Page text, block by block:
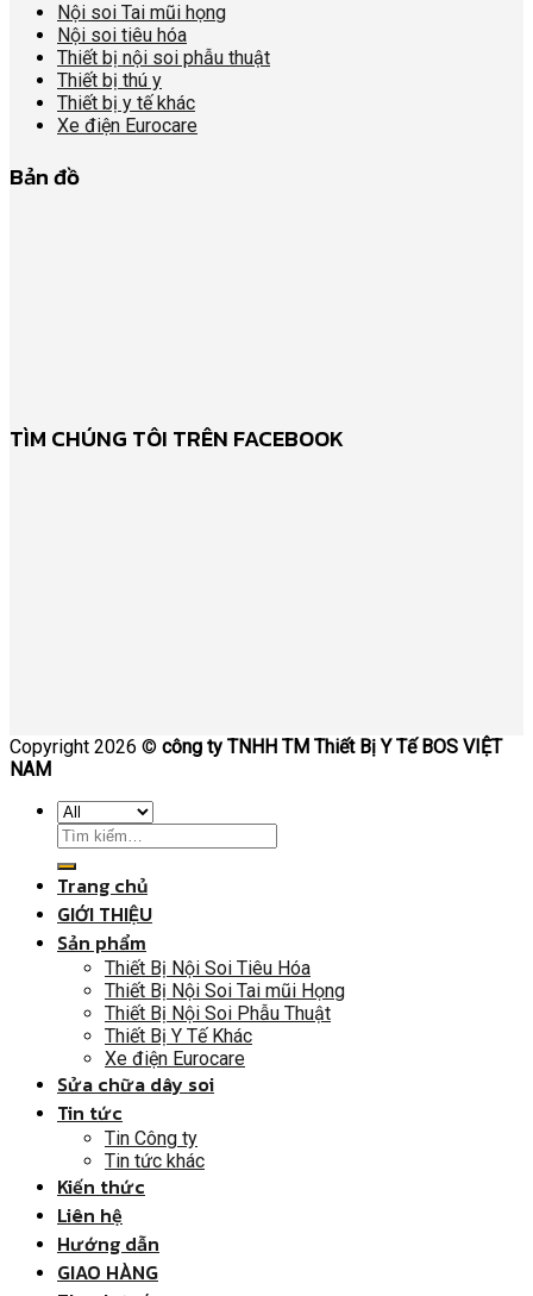
Nội soi Tai mũi họng
Nội soi tiêu hóa
Thiết bị nội soi phẫu thuật
Thiết bị thú y
Thiết bị y tế khác
Xe điện Eurocare
Bản đồ
TÌM CHÚNG TÔI TRÊN FACEBOOK
Copyright 2026 © công ty TNHH TM Thiết Bị Y Tế BOS VIỆT
NAM
Trang chủ
GIỚI THIỆU
Sản phẩm
Thiết Bị Nội Soi Tiêu Hóa
Thiết Bị Nội Soi Tai mũi Họng
Thiết Bị Nội Soi Phẫu Thuật
Thiết Bị Y Tế Khác
Xe điện Eurocare
Sửa chữa dây soi
Tin tức
Tin Công ty
Tin tức khác
Kiến thức
Liên hệ
Hướng dẫn
GIAO HÀNG